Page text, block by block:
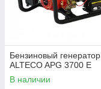
Бензиновый генератор
ALTECO APG 3700 E
В наличии